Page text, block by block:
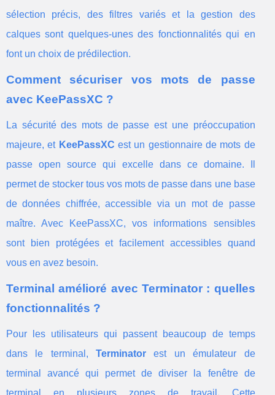
sélection précis, des filtres variés et la gestion des
calques sont quelques-unes des fonctionnalités qui en
font un choix de prédilection.
Comment sécuriser vos mots de passe
avec KeePassXC ?
La sécurité des mots de passe est une préoccupation
majeure, et KeePassXC est un gestionnaire de mots de
passe open source qui excelle dans ce domaine. Il
permet de stocker tous vos mots de passe dans une base
de données chiffrée, accessible via un mot de passe
maître. Avec KeePassXC, vos informations sensibles
sont bien protégées et facilement accessibles quand
vous en avez besoin.
Terminal amélioré avec Terminator : quelles
fonctionnalités ?
Pour les utilisateurs qui passent beaucoup de temps
dans le terminal,Terminator est un émulateur de
terminal avancé qui permet de diviser la fenêtre de